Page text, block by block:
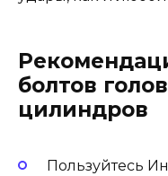
болтов
цилиндров
Пользуйтесь